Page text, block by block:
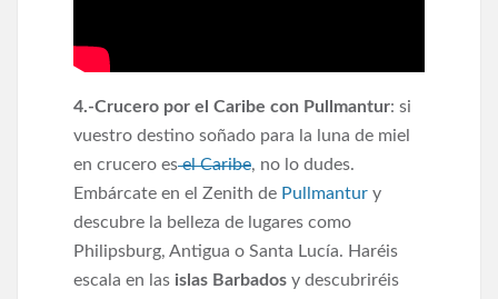
4.-Crucero por el Caribe con Pullmantur: si
vuestro destino soñado para la luna de miel
en crucero esel Caribe, no lo dudes.
Embárcate en el Zenith de Pullmantur y
descubre la belleza de lugares como
Philipsburg, Antigua o Santa Lucía. Haréis
escala en las islas Barbados y descubriréis